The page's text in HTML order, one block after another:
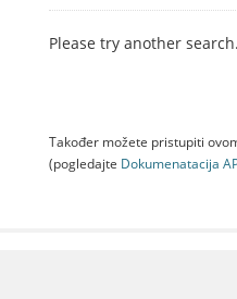
Please try another search.
Također možete pristupiti
(pogledajte Dokumenаtаcijа